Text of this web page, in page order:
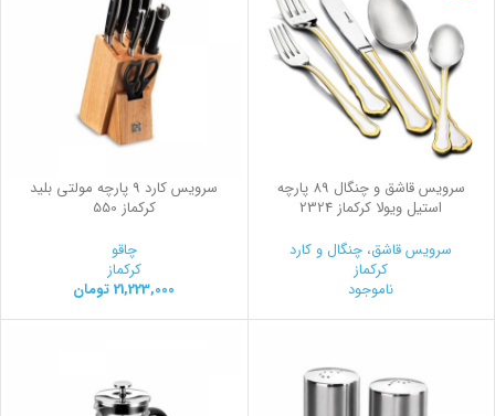
سرویس قاشق و چنگال 89 پارچه
استیل ویولا کرکماز 2324
سرویس قاشق، چنگال و کارد
کرکماز
ناموجود
سرویس کارد 9 پارچه مولتی بلید
کرکماز 550
چاقو
کرکماز
21,223,000 تومان